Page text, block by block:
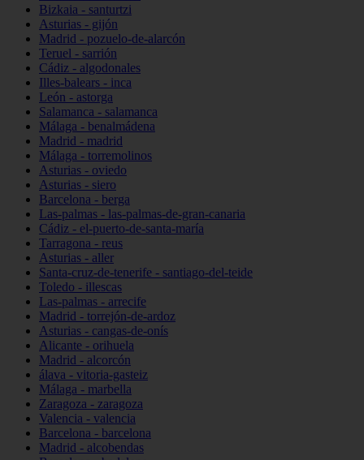
Bizkaia - santurtzi
Asturias - gijón
Madrid - pozuelo-de-alarcón
Teruel - sarrión
Cádiz - algodonales
Illes-balears - inca
León - astorga
Salamanca - salamanca
Málaga - benalmádena
Madrid - madrid
Málaga - torremolinos
Asturias - oviedo
Asturias - siero
Barcelona - berga
Las-palmas - las-palmas-de-gran-canaria
Cádiz - el-puerto-de-santa-maría
Tarragona - reus
Asturias - aller
Santa-cruz-de-tenerife - santiago-del-teide
Toledo - illescas
Las-palmas - arrecife
Madrid - torrejón-de-ardoz
Asturias - cangas-de-onís
Alicante - orihuela
Madrid - alcorcón
álava - vitoria-gasteiz
Málaga - marbella
Zaragoza - zaragoza
Valencia - valencia
Barcelona - barcelona
Madrid - alcobendas